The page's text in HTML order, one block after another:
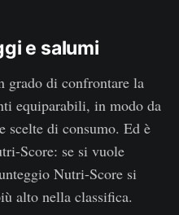
e salumi
grado di confrontare la
equiparabili, in modo da
scelte di consumo. Ed è
Score: se si vuole
Nutri-Score si
alto nella classifica.